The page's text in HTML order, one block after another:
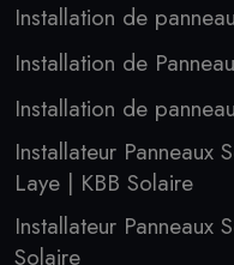
Installation de
Installation de
Installation de
Installateur Panneaux
Laye | KBB Solaire
Installateur Panneaux
Solaire